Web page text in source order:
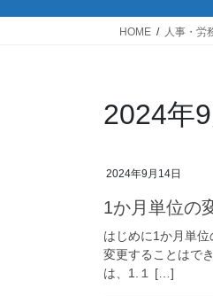
HOME 人事・労
2024年9
2024年9月14日
1か月単位の
はじめに1か月単
変更することはで
は、1.１ […]